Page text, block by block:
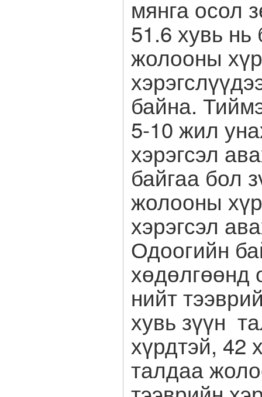
мянга осол
51.6 хувь
жолооны
байна.
5-10 жил
хэрэгсэл
байгаа бол
жолооны
хэрэгсэл
Одоогийн
хөдөлгөөнд
нийт
хувь зүүн
хүрдтэй, 42
талдаа